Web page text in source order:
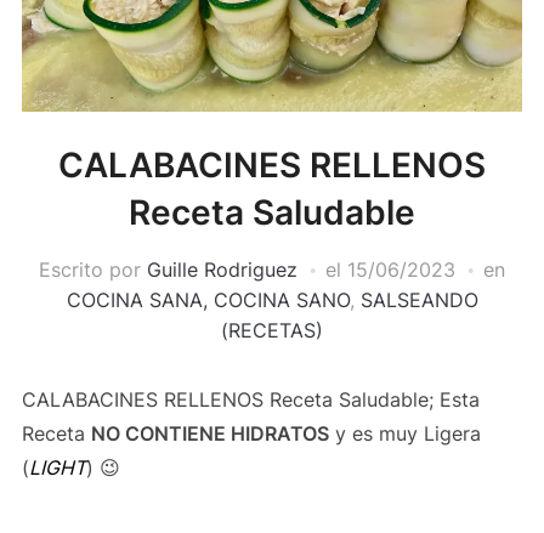
CALABACINES RELLENOS
Receta Saludable
Escrito por Guille Rodriguez el 15/06/2023
en
COCINA SANA, COCINA SANO, SALSEANDO
(RECETAS)
CALABACINES RELLENOS Receta Saludable; Esta
Receta NO CONTIENE HIDRATOSy es muy Ligera
(LIGHT) 😉